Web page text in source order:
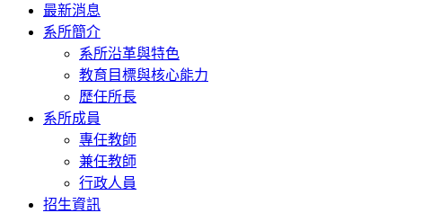
Toggle
navigation
最新消息
系所簡介
系所沿革與特色
教育目標與核心能力
歷任所長
系所成員
專任教師
兼任教師
行政人員
招生資訊